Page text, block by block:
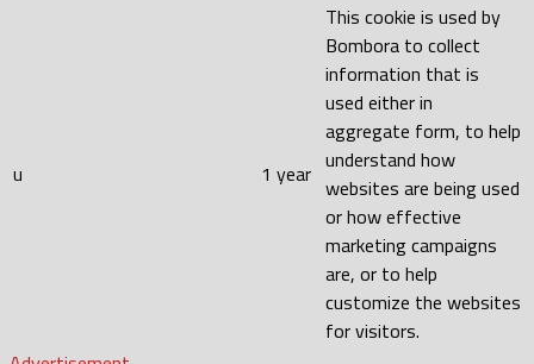
u 1 year
This cookie is used by
Bombora to collect
information that is
used either in
aggregate form, to help
understand how
websites are being used
or how effective
marketing campaigns
are, or to help
customize the websites
for visitors.